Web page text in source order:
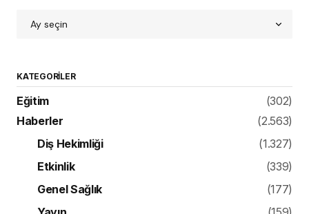
KATEGORILER
Eğitim
(302)
Haberler
(2.563)
Diş Hekimliği
(1.327)
Etkinlik
(339)
Genel Sağlık
(177)